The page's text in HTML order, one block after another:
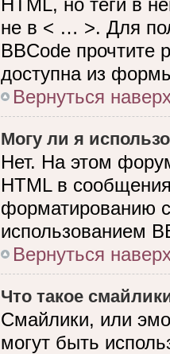
HTML, но теги в
не в < … >. Для
BBCode прочтите
доступна из
Вернуться
Могу ли я
Нет. На этом
HTML в
форматированию
использованием
Вернуться
Что такое
Смайлики, или
могут быть